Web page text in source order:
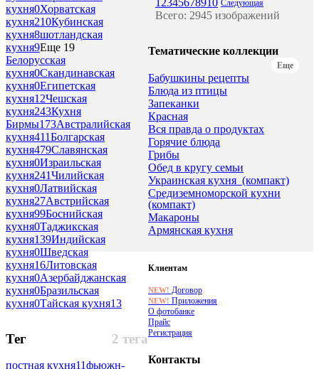
кухня0Хорватская
кухня210Кубинская
кухня8шотландская
кухня9Еще 19
Белорусская
кухня0Скандинавская
кухня0Египетская
кухня12Чешская
кухня243Кухня
Бирмы173Австралийская
кухня411Болгарская
кухня479Славянская
кухня0Израильская
кухня241Чилийская
кухня0Латвийская
кухня27Австрийская
кухня99Боснийская
кухня0Таджикская
кухня139Индийская
кухня0Шведская
кухня16Литовская
кухня0Азербайджанская
кухня0Бразильская
кухня0Тайская кухня13
2 тега
Тег
постная кухня11фьюжн-
Следующая
Всего: 2945 изображений
Тематические коллекции
Еще
Бабушкины рецепты
Блюда из птицы
Запеканки
Красная
Вся правда о продуктах
Горячие блюда
Грибы
Обед в кругу семьи
Украинская кухня_(компакт)
Средиземноморской кухни
(компакт)
Макароны
Армянская кухня
Клиентам
NEW! Договор
NEW! Приложения
О фотобанке
Прайс
Регистрация
Контакты